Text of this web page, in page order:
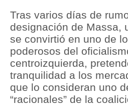
Política
Tu Dinero
Finanzas Personales
Inmobiliarias
Tras varios días de
designación de Massa,
se convirtió en uno de
poderosos del
centroizquierda,
tranquilidad a los
que lo consideran uno
“racionales” de la